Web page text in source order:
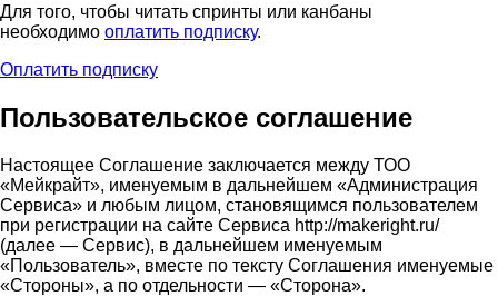
Для того, чтобы читать спринты или канбаны
необходимо оплатить подписку.
Оплатить подписку
Пользовательское соглашение
Настоящее Соглашение заключается между ТОО
«Мейкрайт», именуемым в дальнейшем «Администрация
Сервиса» и любым лицом, становящимся пользователем
при регистрации на сайте Сервиса http://makeright.ru/
(далее — Сервис), в дальнейшем именуемым
«Пользователь», вместе по тексту Соглашения именуемые
«Стороны», а по отдельности — «Сторона».